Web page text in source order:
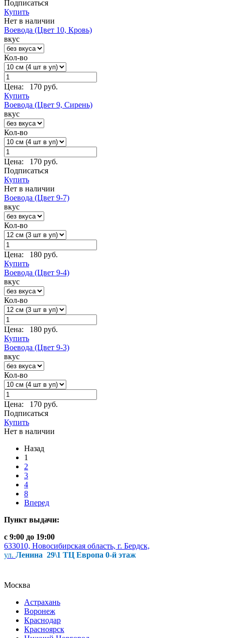
Подписаться
Купить
Нет в наличии
Воевода (Цвет 10, Кровь)
вкус
Кол-во
Цена:
170 руб.
Купить
Воевода (Цвет 9, Сирень)
вкус
Кол-во
Цена:
170 руб.
Подписаться
Купить
Нет в наличии
Воевода (Цвет 9-7)
вкус
Кол-во
Цена:
180 руб.
Купить
Воевода (Цвет 9-4)
вкус
Кол-во
Цена:
180 руб.
Купить
Воевода (Цвет 9-3)
вкус
Кол-во
Цена:
170 руб.
Подписаться
Купить
Нет в наличии
Назад
1
2
3
4
8
Вперед
Пункт выдачи:
с 9:00 до 19:00
633010, Новосибирская область, г. Бердск,
ул. Ленина 29\1 ТЦ Европа 0-й этаж
Москва
Астрахань
Воронеж
Краснодар
Красноярск